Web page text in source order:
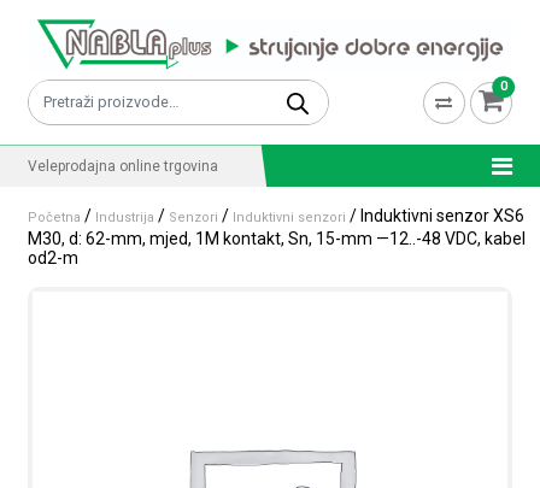
Pretraži: 0
Veleprodajna online trgovina
Početna / Industrija / Senzori / Induktivni senzori / Induktivni senzor XS6
M30, d: 62-mm, mjed, 1M kontakt, Sn, 15-mm —12..-48 VDC, kabel
od2-m